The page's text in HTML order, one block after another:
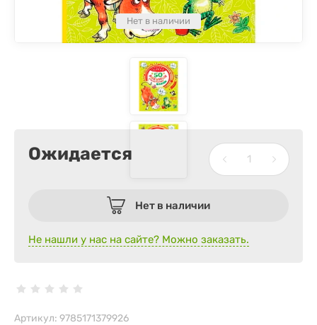
Нет в наличии
Ожидается
Нет в наличии
Не нашли у нас на сайте? Можно заказать.
Артикул: 9785171379926